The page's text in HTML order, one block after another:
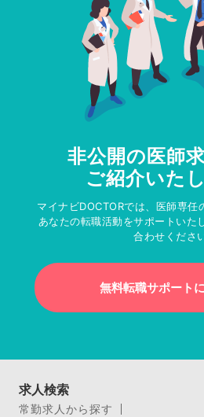
非公開の医師
ご紹介いた
マイナビDOCTORでは、医師専任
あなたの転職活動をサポートいた
合わせくださ
無料転職サポート
求人検索
常勤求人から探す